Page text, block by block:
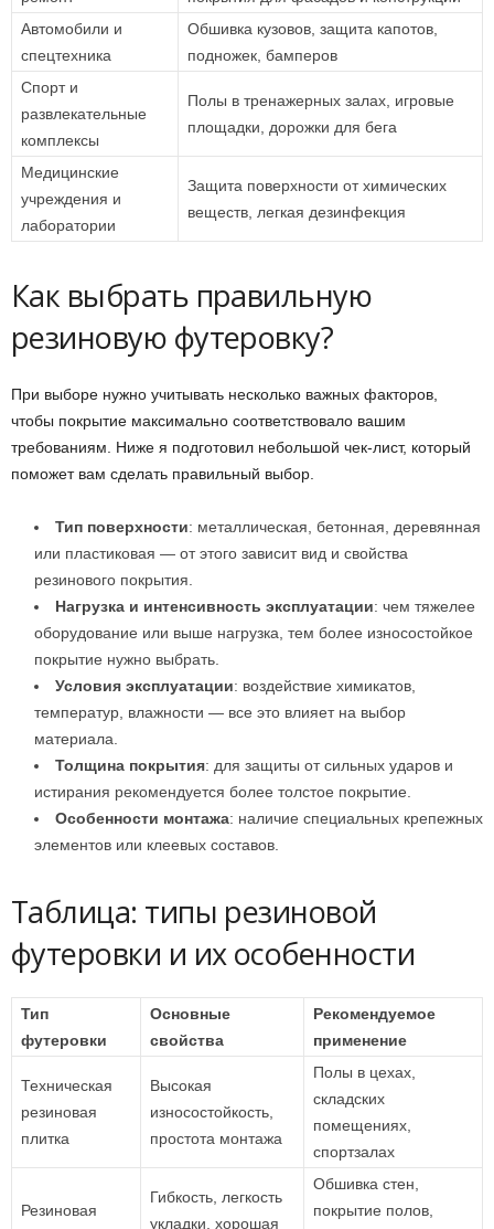
Автомобили и
спецтехника
Обшивка кузовов, защита капотов,
подножек, бамперов
Спорт и
развлекательные
комплексы
Полы в тренажерных залах, игровые
площадки, дорожки для бега
Медицинские
учреждения и
лаборатории
Защита поверхности от химических
веществ, легкая дезинфекция
Как выбрать правильную
резиновую футеровку?
При выборе нужно учитывать несколько важных факторов,
чтобы покрытие максимально соответствовало вашим
требованиям. Ниже я подготовил небольшой чек-лист, который
поможет вам сделать правильный выбор.
Тип поверхности: металлическая, бетонная, деревянная
или пластиковая — от этого зависит вид и свойства
резинового покрытия.
Нагрузка и интенсивность эксплуатации: чем тяжелее
оборудование или выше нагрузка, тем более износостойкое
покрытие нужно выбрать.
Условия эксплуатации: воздействие химикатов,
температур, влажности — все это влияет на выбор
материала.
Толщина покрытия: для защиты от сильных ударов и
истирания рекомендуется более толстое покрытие.
Особенности монтажа: наличие специальных крепежных
элементов или клеевых составов.
Таблица: типы резиновой
футеровки и их особенности
Тип
футеровки
Основные
свойства
Рекомендуемое
применение
Техническая
резиновая
плитка
Высокая
износостойкость,
простота монтажа
Полы в цехах,
складских
помещениях,
спортзалах
Резиновая
Гибкость, легкость
укладки, хорошая
Обшивка стен,
покрытие полов,